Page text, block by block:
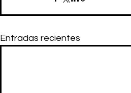
Entradas recientes